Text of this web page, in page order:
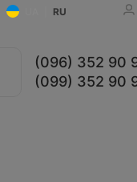
RU
(096) 352 90
(099) 352 90